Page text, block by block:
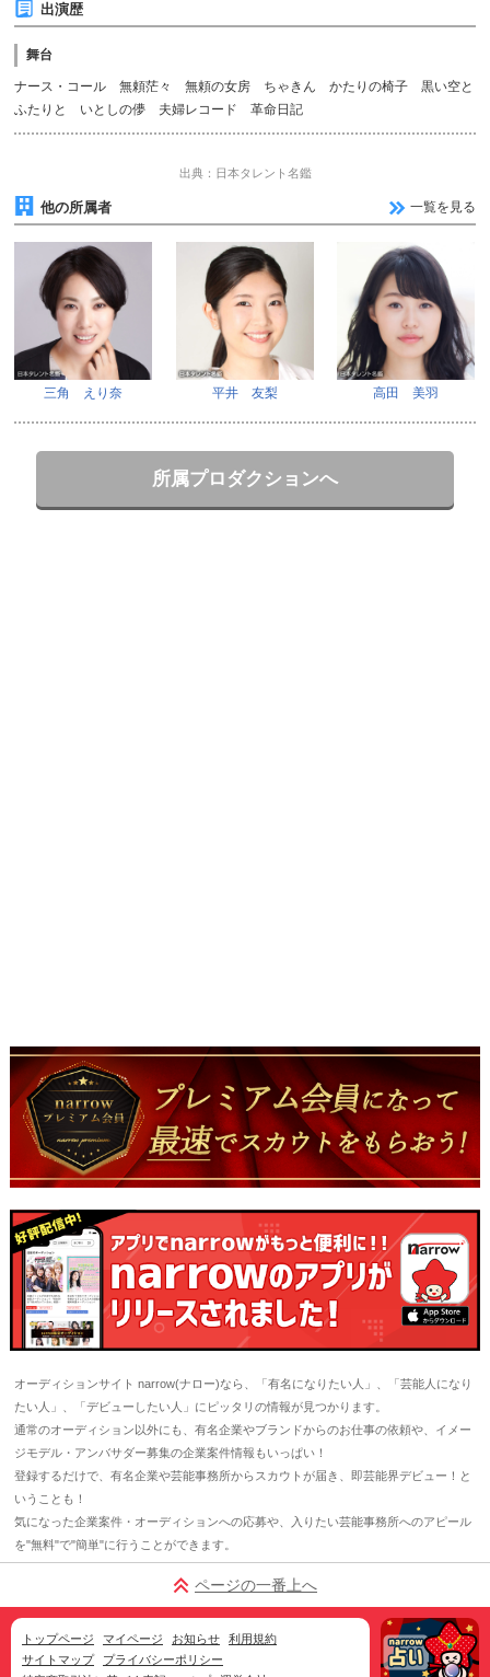
出演歴
舞台
ナース・コール 無頼茫々 無頼の女房 ちゃきん かたりの椅子 黒い空と
ふたりと いとしの儚 夫婦レコード 革命日記
出典：日本タレント名鑑
他の所属者 一覧を見る
三角 えり奈 平井 友梨 高田 美羽
所属プロダクションへ
オーディションサイト narrow(ナロー)なら、「有名になりたい人」、「芸能人になり
たい人」、「デビューしたい人」にピッタリの情報が見つかります。
通常のオーディション以外にも、有名企業やブランドからのお仕事の依頼や、イメー
ジモデル・アンバサダー募集の企業案件情報もいっぱい！
登録するだけで、有名企業や芸能事務所からスカウトが届き、即芸能界デビュー！と
いうことも！
気になった企業案件・オーディションへの応募や、入りたい芸能事務所へのアピール
を"無料"で"簡単"に行うことができます。
ページの一番上へ
トップページ マイページ お知らせ
利用規約
サイトマップ
プライバシーポリシー